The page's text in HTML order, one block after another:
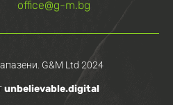
office@g-m.bg
G&M Ltd 2024
unbelievable.digital